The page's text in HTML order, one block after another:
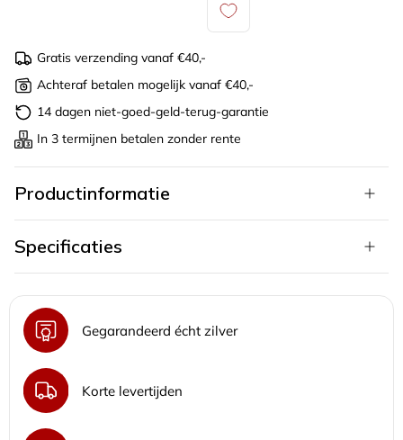
Gratis verzending vanaf €40,-
Achteraf betalen mogelijk vanaf €40,-
14 dagen niet-goed-geld-terug-garantie
In 3 termijnen betalen zonder rente
Productinformatie
Specificaties
Gegarandeerd écht zilver
Korte levertijden